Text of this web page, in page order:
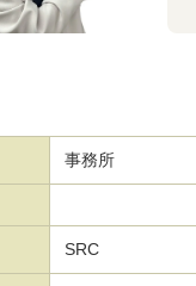
事務所
SRC